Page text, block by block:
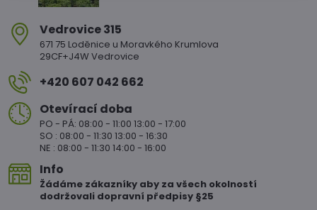
Vedrovice 315
671 75 Loděnice u Moravkého Krumlova
29CF+J4W Vedrovice
+420 607 042 662
Otevírací doba
PO - PÁ: 08:00 - 11:00 13:00 - 17:00
SO : 08:00 - 11:30 13:00 - 16:30
NE : 08:00 - 11:30 14:00 - 16:00
Info
Žádáme zákazníky aby za všech okolností
dodržovali dopravní předpisy §25